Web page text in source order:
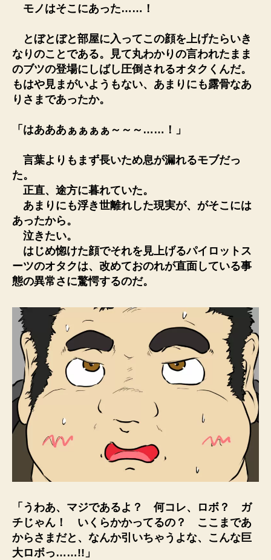
モノはそこにあった……！
とぼとぼと部屋に入ってこの顔を上げたらいき
なりのことである。見て丸わかりの言われたまま
のブツの登場にしばし圧倒されるオタクくんだ。
もはや見まがいようもない、あまりにも露骨なあ
りさまであったか。
「はあああぁぁぁぁ～～～……！」
言葉よりもまず長いため息が漏れるモブだっ
た。
正直、途方に暮れていた。
あまりにも浮き世離れした現実が、がそこには
あったから。
泣きたい。
はじめ惚けた顔でそれを見上げるパイロットス
ーツのオタクは、改めておのれが直面している事
態の異常さに驚愕するのだ。
「うわあ、マジであるよ？ 何コレ、ロボ？ ガ
チじゃん！ いくらかかってるの？ ここまであ
からさまだと、なんか引いちゃうよな、こんな巨
大ロボっ……!!」